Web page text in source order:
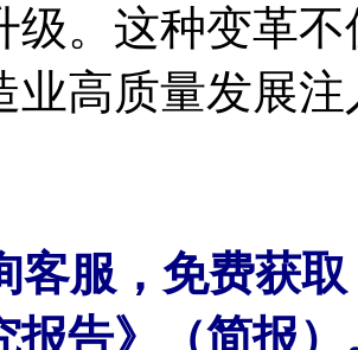
级。这种变革
业高质量发展
客服，免费获
报告》（简报）